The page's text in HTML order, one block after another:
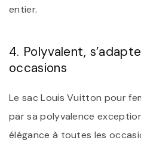
entier.
4. Polyvalent,
occasions
Le sac Louis Vuitton pour
par sa polyvalence
élégance à toutes les